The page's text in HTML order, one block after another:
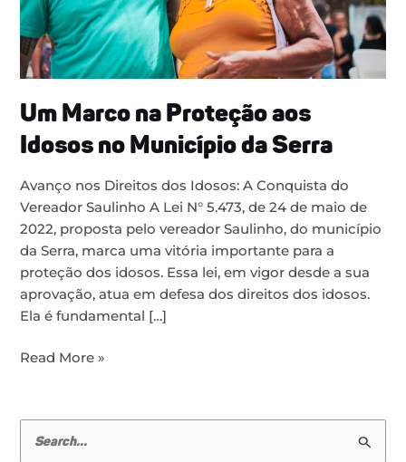
Um Marco na Proteção aos
Idosos no Município da Serra
Avanço nos Direitos dos Idosos: A Conquista do
Vereador Saulinho A Lei N° 5.473, de 24 de maio de
2022, proposta pelo vereador Saulinho, do município
da Serra, marca uma vitória importante para a
proteção dos idosos. Essa lei, em vigor desde a sua
aprovação, atua em defesa dos direitos dos idosos.
Ela é fundamental […]
da
Serra
Read More »